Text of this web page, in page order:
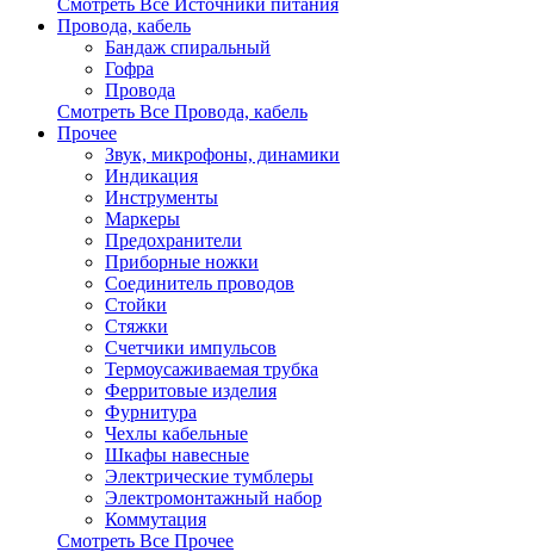
Смотреть Все Источники питания
Провода, кабель
Бандаж спиральный
Гофра
Провода
Смотреть Все Провода, кабель
Прочее
Звук, микрофоны, динамики
Индикация
Инструменты
Маркеры
Предохранители
Приборные ножки
Соединитель проводов
Стойки
Стяжки
Счетчики импульсов
Термоусаживаемая трубка
Ферритовые изделия
Фурнитура
Чехлы кабельные
Шкафы навесные
Электрические тумблеры
Электромонтажный набор
Коммутация
Смотреть Все Прочее